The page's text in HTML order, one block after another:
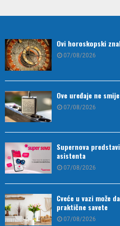
Ovi horoskopski
07/08/2026
Ove uređaje ne
07/08/2026
Supernova
asistenta
07/08/2026
Cveće u vazi može
praktične savete
07/08/2026